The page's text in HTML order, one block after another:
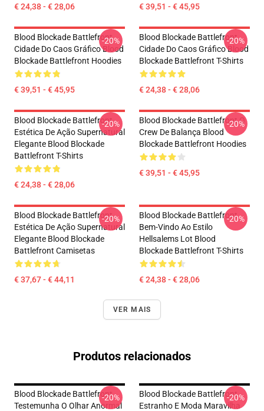
€ 24,38 - € 28,06 € 39,51 - € 45,95
Blood Blockade Battlefront
Cidade Do Caos Gráfico Blood
Blockade Battlefront Hoodies
€ 39,51 - € 45,95
-20%
Blood Blockade Battlefront
Cidade Do Caos Gráfico Blood
Blockade Battlefront T-Shirts
€ 24,38 - € 28,06
-20%
Blood Blockade Battlefront
Estética De Ação Supernatural
Elegante Blood Blockade
Battlefront T-Shirts
€ 24,38 - € 28,06
-20%
Blood Blockade Battlefront O
Crew De Balança Blood
Blockade Battlefront Hoodies
€ 39,51 - € 45,95
-20%
Blood Blockade Battlefront
Estética De Ação Supernatural
Elegante Blood Blockade
Battlefront Camisetas
€ 37,67 - € 44,11
-20%
Blood Blockade Battlefront
Bem-Vindo Ao Estilo
Hellsalems Lot Blood
Blockade Battlefront T-Shirts
€ 24,38 - € 28,06
-20%
VER MAIS
Produtos relacionados
Blood Blockade Battlefront
Testemunha O Olhar Anormal
-20%
Blood Blockade Battlefront
Estranho E Moda Maravilha
-20%